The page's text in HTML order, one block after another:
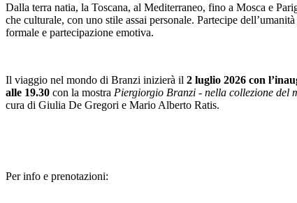
Dalla terra natia, la Toscana, al Mediterraneo, fino a Mosca e
che culturale, con uno stile assai personale. Partecipe
formale e partecipazione emotiva.
Il viaggio nel mondo di Branzi inizierà il 2 luglio 2026 con
alle 19.30 con la mostra Piergiorgio Branzi - nella collezione del
cura di Giulia De Gregori e Mario Alberto Ratis.
Per info e prenotazioni: